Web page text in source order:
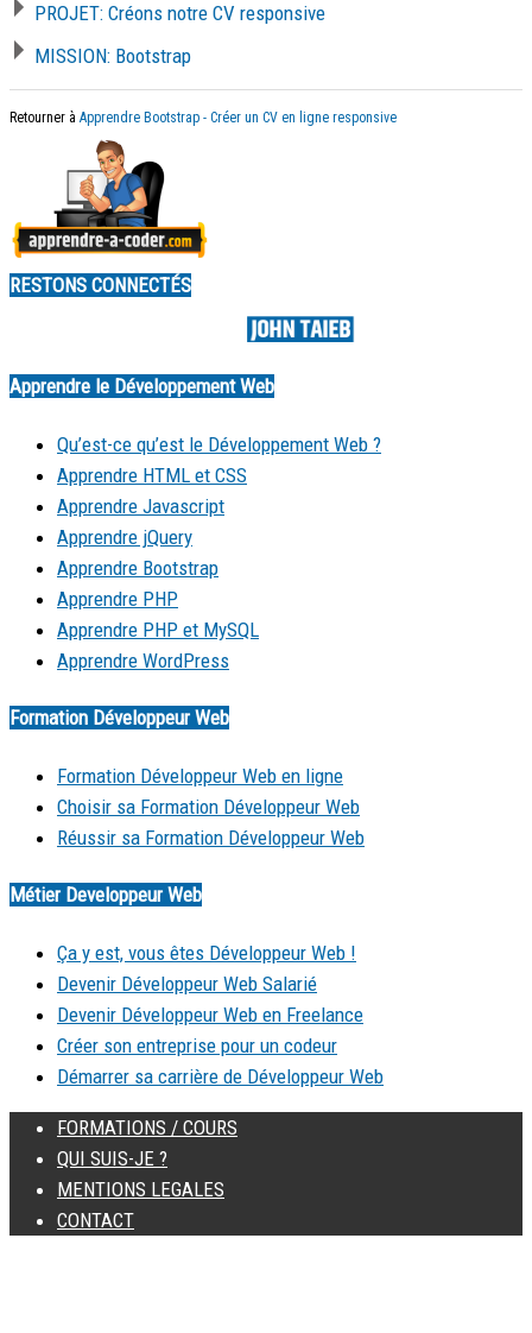
PROJET: Créons notre CV responsive
MISSION: Bootstrap
Retourner à Apprendre Bootstrap - Créer un CV en ligne responsive
RESTONS CONNECTÉS
Apprendre le Développement Web
Qu’est-ce qu’est le Développement Web ?
Apprendre HTML et CSS
Apprendre Javascript
Apprendre jQuery
Apprendre Bootstrap
Apprendre PHP
Apprendre PHP et MySQL
Apprendre WordPress
Formation Développeur Web
Formation Développeur Web en ligne
Choisir sa Formation Développeur Web
Réussir sa Formation Développeur Web
Métier Developpeur Web
Ça y est, vous êtes Développeur Web !
Devenir Développeur Web Salarié
Devenir Développeur Web en Freelance
Créer son entreprise pour un codeur
Démarrer sa carrière de Développeur Web
FORMATIONS / COURS
QUI SUIS-JE ?
MENTIONS LEGALES
CONTACT